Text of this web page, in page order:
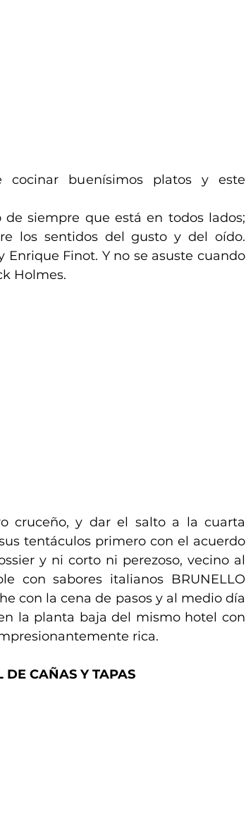
buenísimos platos y este
siempre que está en todos lados;
los sentidos del gusto y del oído.
Enrique Finot. Y no se asuste cuando
Holmes.
cruceño, y dar el salto a la cuarta
tentáculos primero con el acuerdo
y ni corto ni perezoso, vecino al
con sabores italianos BRUNELLO
con la cena de pasos y al medio día
la planta baja del mismo hotel con
rica.
DE CAÑAS Y TAPAS